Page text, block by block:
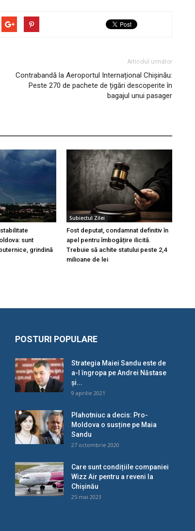
Articolul următor
Contrabandă la Aeroportul Internațional Chișinău:
Peste 270 de pachete de țigări descoperite în
bagajul unui pasager
sunt
grindină
Subiectul Zilei
Fost deputat, condamnat definitiv în
apel pentru îmbogățire ilicită.
Trebuie să achite statului peste 2,4
milioane de lei
POSTURI POPULARE
Strategia Maiei Sandu este de
a-l îngropa pe Andrei Năstase
și...
9 aprilie 2021
Plahotniuc a decis: Pro-
Moldova o susține pe Maia
Sandu
27 octombrie 2020
Care sunt condițiile companiei
Wizz Air pentru a reveni la
Chișinău
25 mai 2023